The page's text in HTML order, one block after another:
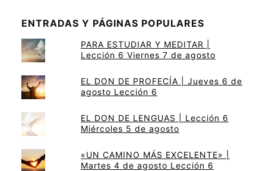
ENTRADAS Y PÁGINAS POPULARES
PARA ESTUDIAR Y MEDITAR |
Lección 6 Viernes 7 de agosto
EL DON DE PROFECÍA | Jueves 6 de
agosto Lección 6
EL DON DE LENGUAS | Lección 6
Miércoles 5 de agosto
«UN CAMINO MÁS EXCELENTE» |
Martes 4 de agosto Lección 6